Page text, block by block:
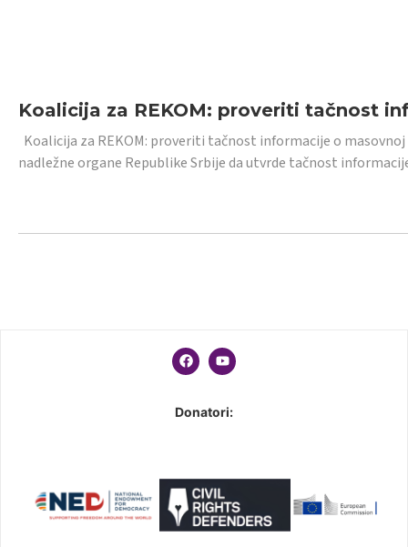
Koalicija za REKOM: proveriti tačnost
Koalicija za REKOM: proveriti tačnost informacije o
nadležne organe Republike Srbije da utvrde tačnost
Donatori: